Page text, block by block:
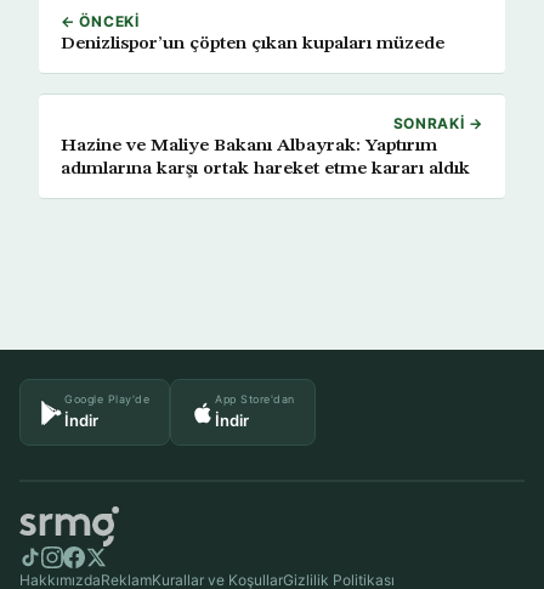
← ÖNCEKI
Denizlispor’un çöpten çıkan kupaları müzede
SONRAKI →
Hazine ve Maliye Bakanı Albayrak: Yaptırım
adımlarına karşı ortak hareket etme kararı aldık
Google Play'de
İndir
App Store'dan
İndir
HakkımızdaReklamKurallar ve KoşullarGizlilik Politikası